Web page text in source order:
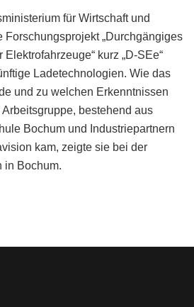
für Wirtschaft und
Forschungsprojekt „Durchgängiges
kurz „D-SEe“
Ladetechnologien. Wie das
und zu welchen Erkenntnissen
bestehend aus
Bochum und Industriepartnern
kam, zeigte sie bei der
in Bochum.